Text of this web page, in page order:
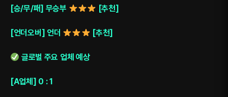
[승/무/패] 무승부 [추천]
[언더오버] 언더 [추천]
글로벌 주요 업체 예상
[A업체] 0 : 1